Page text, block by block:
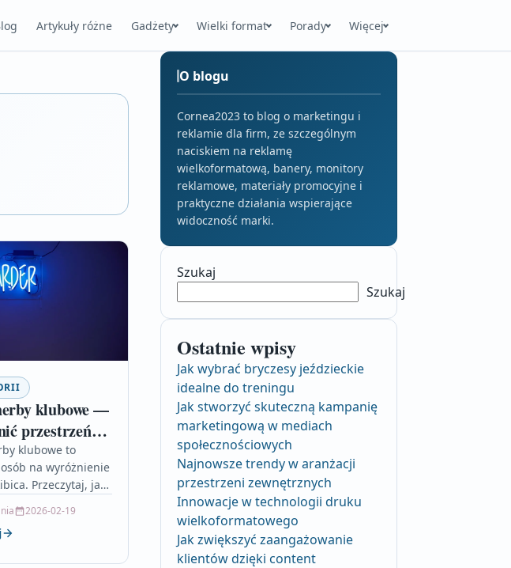
Artykuły różne Gadżety Wielki format Porady Więcej
klubowe —
przestrzeń
klubowe to
na wyróżnienie
Przeczytaj, jak
neon, by
kącik fanowski.
2026-02-19
O blogu
Cornea2023 to blog o marketingu i
reklamie dla firm, ze szczególnym
naciskiem na reklamę
wielkoformatową, banery, monitory
reklamowe, materiały promocyjne i
praktyczne działania wspierające
widoczność marki.
Szukaj
Szukaj
Ostatnie wpisy
Jak wybrać bryczesy jeździeckie
idealne do treningu
Jak stworzyć skuteczną kampanię
marketingową w mediach
społecznościowych
Najnowsze trendy w aranżacji
przestrzeni zewnętrznych
Innowacje w technologii druku
wielkoformatowego
Jak zwiększyć zaangażowanie
klientów dzięki content